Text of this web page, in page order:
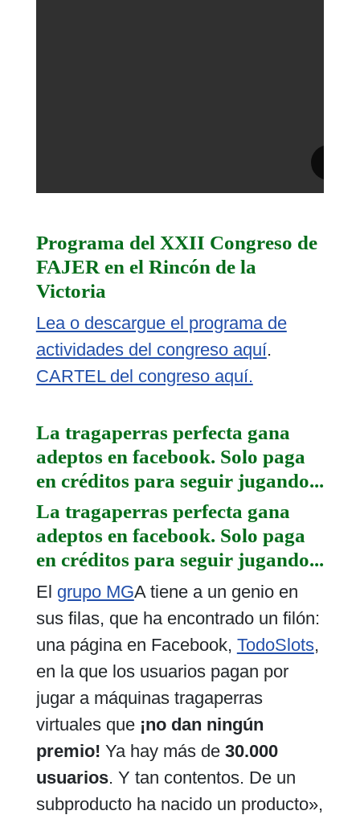
Programa del XXII Congreso de
FAJER en el Rincón de la
Victoria
Lea o descargue el programa de
actividades del congreso aquí.
CARTEL del congreso aquí.
La tragaperras perfecta gana
adeptos en facebook. Solo paga
en créditos para seguir jugando...
La tragaperras perfecta gana
adeptos en facebook. Solo paga
en créditos para seguir jugando...
El grupo MGA tiene a un genio en
sus filas, que ha encontrado un filón:
una página en Facebook, TodoSlots,
en la que los usuarios pagan por
jugar a máquinas tragaperras
virtuales que ¡no dan ningún
premio! Ya hay más de 30.000
usuarios. Y tan contentos. De un
subproducto ha nacido un producto»,